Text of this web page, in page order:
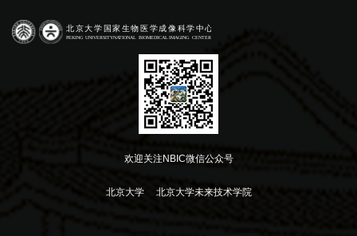
欢迎关注NBIC微信公众号
北京大学 北京大学未来技术学院